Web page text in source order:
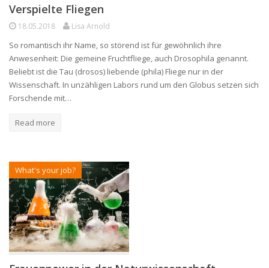
Verspielte Fliegen
18.05.2018 Lisa Arnold
So romantisch ihr Name, so störend ist für gewöhnlich ihre
Anwesenheit: Die gemeine Fruchtfliege, auch Drosophila genannt.
Beliebt ist die Tau (drosos) liebende (phila) Fliege nur in der
Wissenschaft. In unzähligen Labors rund um den Globus setzen sich
Forschende mit…
Read more
What's your job?